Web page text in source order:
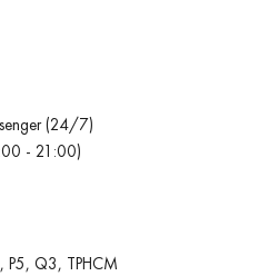
(24/7)
- 21:00)
P5, Q3, TPHCM